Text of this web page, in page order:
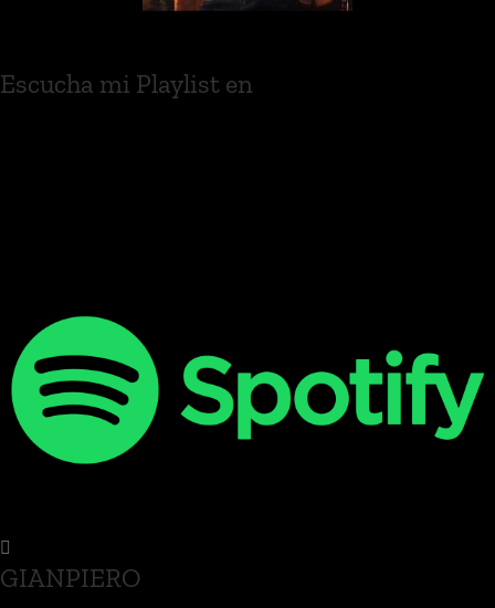
Escucha mi Playlist en
GIANPIERO